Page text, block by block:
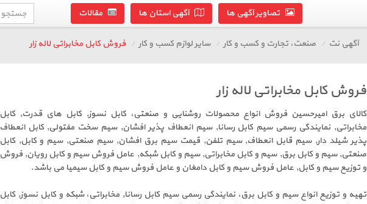
تصاویر آگهی ها آگهی استان ها مقالات
آگهی نت صنعت، تجارت و کسب و کار سایر لوازم کسب و کار فروش کابل مخابراتی لاله زار
فروش کابل مخابراتی لاله زار
کالای برق امیرحسین فروش انواع محصولات روشنایی و صنعتی، کابل نسوز, کابل های قدرت, کابل
مخابراتی, نمایندگی رسمی سیم کابل رسانا, سیم انعطاف پذیر افشان, سیم سخت مفتولی, کابل انعطاف
پذیر شیلد دار, سیم قابل انعطاف, سیم تلفن, قیمت سیم برق افشان, سیم صنعتی, سیم و کابل, کابل
صنعتی, سیم و کابل برق, سیم و کابل مخابراتی, سیم و کابل شبکه, عامل فروش سیم و کابل رویان, فروش
و توزیع سیم و کابل, عامل فروش سیم و کابل دامغان و عامل فروش سیم و کابل سیمیا می باشد.
تهیه و توزیع انواع سیم و کابل برق، نمایندگی رسمی سیم کابل رسانا, مخابراتی، شبکه و کابل نسوز, کابل